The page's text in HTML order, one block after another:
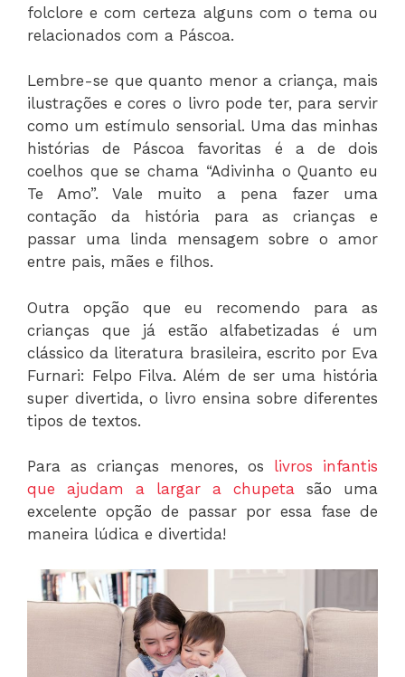
folclore e com certeza alguns com o tema ou
relacionados com a Páscoa.
Lembre-se que quanto menor a criança, mais
ilustrações e cores o livro pode ter, para servir
como um estímulo sensorial. Uma das minhas
histórias de Páscoa favoritas é a de dois
coelhos que se chama “Adivinha o Quanto eu
Te Amo”. Vale muito a pena fazer uma
contação da história para as crianças e
passar uma linda mensagem sobre o amor
entre pais, mães e filhos.
Outra opção que eu recomendo para as
crianças que já estão alfabetizadas é um
clássico da literatura brasileira, escrito por Eva
Furnari: Felpo Filva. Além de ser uma história
super divertida, o livro ensina sobre diferentes
tipos de textos.
Para as crianças menores, os livros infantis
que ajudam a largar a chupeta são uma
excelente opção de passar por essa fase de
maneira lúdica e divertida!